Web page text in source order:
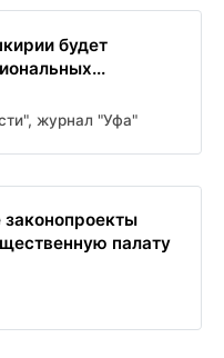
будет
журнал "Уфа"
палату